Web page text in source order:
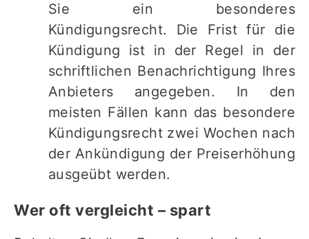
Sie ein besonderes
Kündigungsrecht. Die Frist für die
Kündigung ist in der Regel in der
schriftlichen Benachrichtigung Ihres
Anbieters angegeben. In den
meisten Fällen kann das besondere
Kündigungsrecht zwei Wochen nach
der Ankündigung der Preiserhöhung
ausgeübt werden.
Wer oft vergleicht – spart